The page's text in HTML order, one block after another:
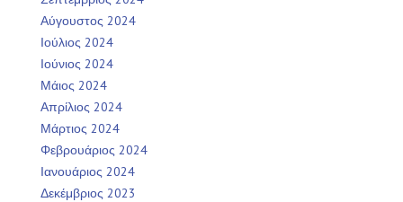
Αύγουστος 2024
Ιούλιος 2024
Ιούνιος 2024
Μάιος 2024
Απρίλιος 2024
Μάρτιος 2024
Φεβρουάριος 2024
Ιανουάριος 2024
Δεκέμβριος 2023